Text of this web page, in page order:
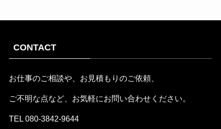
CONTACT
お仕事のご相談や、お見積もりのご依頼、
ご不明な点など、お気軽にお問い合わせください。
TEL 080-3842-9644